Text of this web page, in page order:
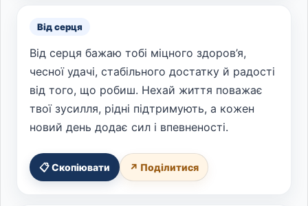
Від серця
Від серця бажаю тобі міцного здоров’я,
чесної удачі, стабільного достатку й радості
від того, що робиш. Нехай життя поважає
твої зусилля, рідні підтримують, а кожен
новий день додає сил і впевненості.
📋 Скопіювати ↗ Поділитися